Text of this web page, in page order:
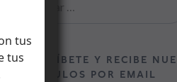
tus
tusSUSCRÍBETE Y RECIBE
ARTÍCULOS POR EMAIL